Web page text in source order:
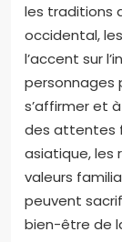
les traditions
occidental,
l’accent sur
personnages
s’affirmer et
des attentes
asiatique, les
valeurs
peuvent
bien-être de